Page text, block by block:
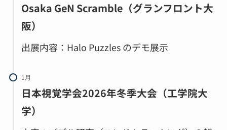
Osaka GeN Scramble（グランフロント大
阪）
出展内容：Halo Puzzles のデモ展示
1月
日本視覚学会2026年冬季大会（工学院大
学）